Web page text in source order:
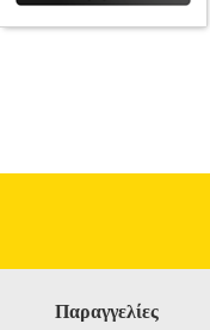
Παραγγελίες